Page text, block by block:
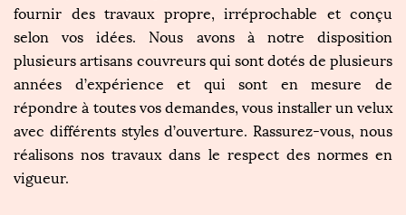
fournir des travaux propre, irréprochable et conçu
selon vos idées. Nous avons à notre disposition
plusieurs artisans couvreurs qui sont dotés de plusieurs
années d’expérience et qui sont en mesure de
répondre à toutes vos demandes, vous installer un velux
avec différents styles d’ouverture. Rassurez-vous, nous
réalisons nos travaux dans le respect des normes en
vigueur.